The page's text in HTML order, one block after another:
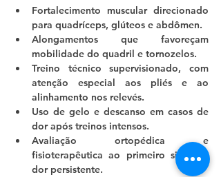
Fortalecimento muscular direcionado
para quadríceps, glúteos e abdômen.
Alongamentos que favoreçam
mobilidade do quadril e tornozelos.
Treino técnico supervisionado, com
atenção especial aos pliés e ao
alinhamento nos relevés.
Uso de gelo e descanso em casos de
dor após treinos intensos.
Avaliação ortopédica e
fisioterapêutica ao primeiro sinal de
dor persistente.